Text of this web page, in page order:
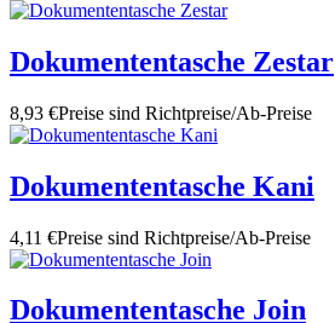
Dokumententasche Zestar
8,93 €Preise sind Richtpreise/Ab-Preise
Dokumententasche Kani
4,11 €Preise sind Richtpreise/Ab-Preise
Dokumententasche Join